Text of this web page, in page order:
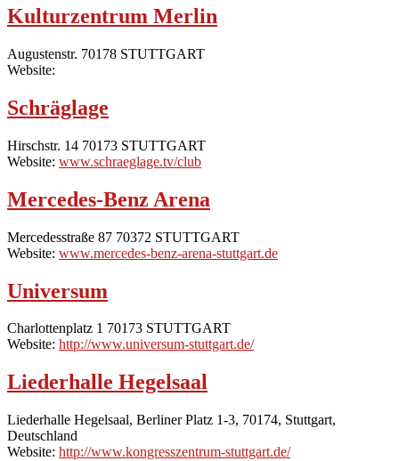
Kulturzentrum Merlin
Augustenstr. 70178 STUTTGART
Website:
Schräglage
Hirschstr. 14 70173 STUTTGART
Website: www.schraeglage.tv/club
Mercedes-Benz Arena
Mercedesstraße 87 70372 STUTTGART
Website: www.mercedes-benz-arena-stuttgart.de
Universum
Charlottenplatz 1 70173 STUTTGART
Website: http://www.universum-stuttgart.de/
Liederhalle Hegelsaal
Liederhalle Hegelsaal, Berliner Platz 1-3, 70174, Stuttgart,
Deutschland
Website: http://www.kongresszentrum-stuttgart.de/